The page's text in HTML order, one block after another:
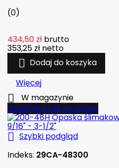
(0)
434,50 zł brutto
353,25 zł netto
 Dodaj do koszyka
Więcej

W magazynie
Obecnie brak na stanie
 Szybki podgląd
Indeks: 29CA-48300